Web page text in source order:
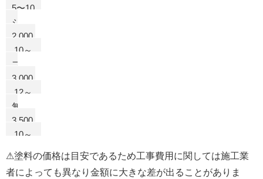
タ
ン
～
2.500
円
5〜10
シ
リ
コ
ン
2.000
～
3.500
円
10～
15年
フ
ッ
素
3.000
～
4.800
円
12～
20年
無
機
3.500
～
円
10～
⚠塗料の価格は目安であるため工事費用に関しては施工業
者によっても異なり金額に大きな差が出ることがありま